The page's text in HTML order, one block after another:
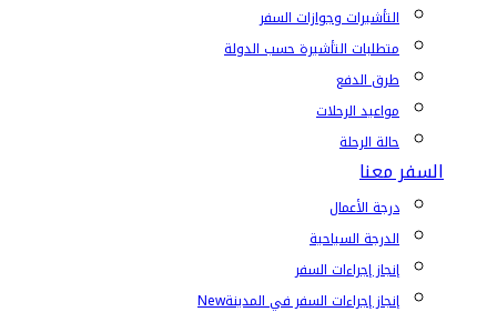
التأشيرات وجوازات السفر
متطلبات التأشيرة حسب الدولة
طرق الدفع
مواعيد الرحلات
حالة الرحلة
السفر معنا
درجة الأعمال
الدرجة السياحية
إنجاز إجراءات السفر
إنجاز إجراءات السفر في المدينةNew